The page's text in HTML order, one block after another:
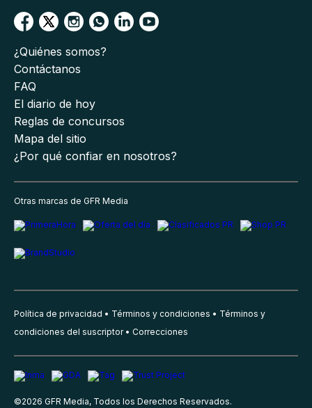
¿Quiénes somos?
Contáctanos
FAQ
El diario de hoy
Reglas de concursos
Mapa del sitio
¿Por qué confiar en nosotros?
Otras marcas de GFR Media
Política de privacidad Términos y condiciones
Términos y
condiciones del suscriptor
Correcciones
©2026 GFR Media, Todos los Derechos Reservados.